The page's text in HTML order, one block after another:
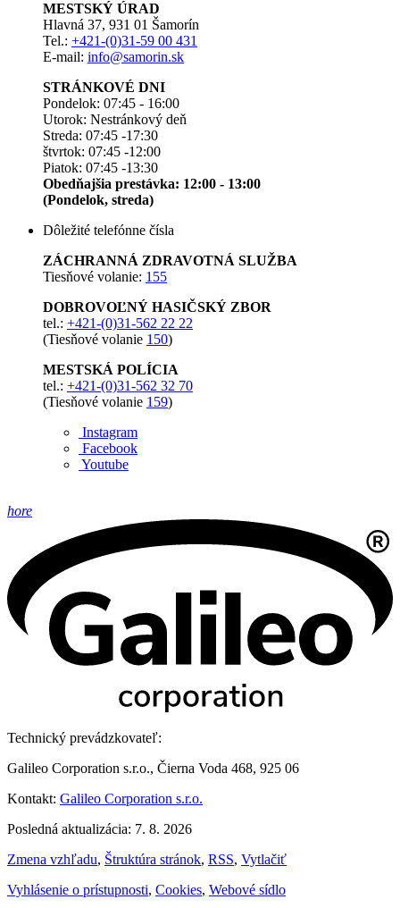
MESTSKÝ ÚRAD
Hlavná 37, 931 01 Šamorín
Tel.: +421-(0)31-59 00 431
E-mail: info@samorin.sk
STRÁNKOVÉ DNI
Pondelok: 07:45 - 16:00
Utorok: Nestránkový deň
Streda: 07:45 -17:30
štvrtok: 07:45 -12:00
Piatok: 07:45 -13:30
Obedňajšia prestávka: 12:00 - 13:00
(Pondelok, streda)
Dôležité telefónne čísla
ZÁCHRANNÁ ZDRAVOTNÁ SLUŽBA
Tiesňové volanie: 155
DOBROVOĽNÝ HASIČSKÝ ZBOR
tel.: +421-(0)31-562 22 22
(Tiesňové volanie 150)
MESTSKÁ POLÍCIA
tel.: +421-(0)31-562 32 70
(Tiesňové volanie 159)
Instagram
Facebook
Youtube
hore
Technický prevádzkovateľ:
Galileo Corporation s.r.o., Čierna Voda 468, 925 06
Kontakt: Galileo Corporation s.r.o.
Posledná aktualizácia: 7. 8. 2026
Zmena vzhľadu, Štruktúra stránok, RSS, Vytlačiť
Vyhlásenie o prístupnosti, Cookies, Webové sídlo